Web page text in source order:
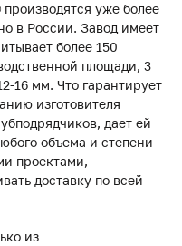
уже более
в России. Завод имеет
более 150
площади, 3
16 мм. Что гарантирует
изготовителя
дает ей
объема и степени
проектами,
доставку по всей
из